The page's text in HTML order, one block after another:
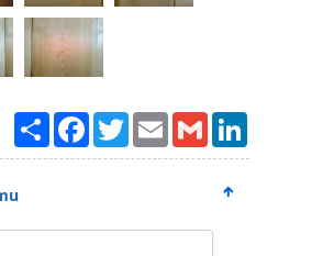
PaylaşFacebook
TwitterEmailGmail